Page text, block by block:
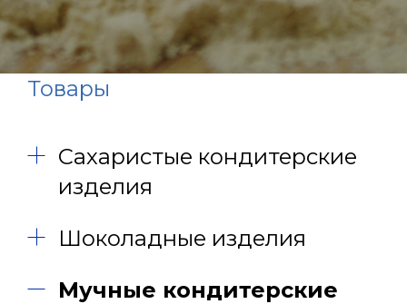
Товары
Сахаристые кондитерские
изделия
Шоколадные изделия
Мучные кондитерские